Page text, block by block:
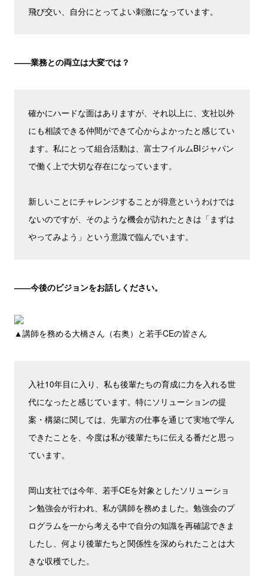
飛び交い、自分にとってよい刺激になっています。
――業務との両立は大変では？
確かにハードな面はありますが、それ以上に、支社以外
にも相談できる仲間ができて心からよかったと感じてい
ます。私にとって組合活動は、富士フイルムBIジャパン
で働く上で大切な存在になっています。
新しいことにチャレンジすることが得意というわけでは
ないのですが、そのような機会が訪れたときは「まずは
やってみよう」という意識で臨んでいます。
――今後のビジョンをお話しください。
▲講師を務める大橋さん（右奥）と若手CEの皆さん
入社10年目に入り、私も後輩たちの育成に力を入れる世
代になったと感じています。特にソリューションの提
案・構築に関しては、先輩方の仕事を通じて実地で学ん
できたことを、今度は私が後輩たちに伝える番だと思っ
ています。
岡山支社では今年、若手CEを対象としたソリューショ
ン勉強会が行われ、私が講師を務めました。勉強会のプ
ログラムを一から考える中で自分の知識を再確認できま
したし、何より後輩たちと関係性を深められたことは大
きな収穫でした。